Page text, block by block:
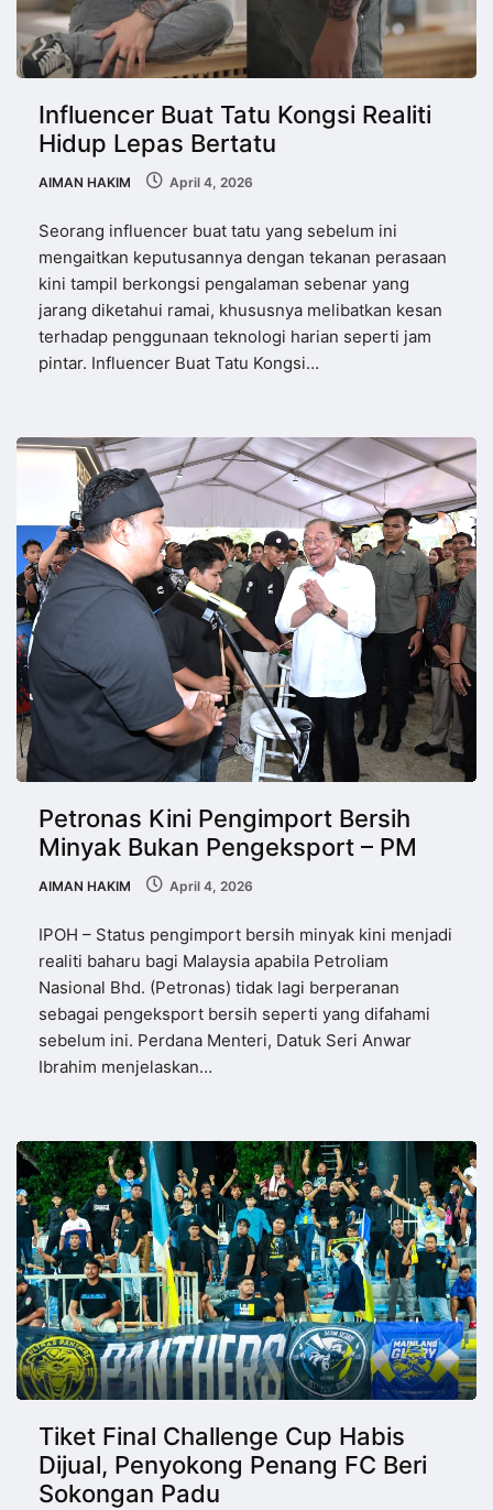
Influencer Buat Tatu Kongsi Realiti
Hidup Lepas Bertatu
AIMAN HAKIM April 4, 2026
Seorang influencer buat tatu yang sebelum ini
mengaitkan keputusannya dengan tekanan perasaan
kini tampil berkongsi pengalaman sebenar yang
jarang diketahui ramai, khususnya melibatkan kesan
terhadap penggunaan teknologi harian seperti jam
pintar. Influencer Buat Tatu Kongsi…
Petronas Kini Pengimport Bersih
Minyak Bukan Pengeksport – PM
AIMAN HAKIM April 4, 2026
IPOH – Status pengimport bersih minyak kini menjadi
realiti baharu bagi Malaysia apabila Petroliam
Nasional Bhd. (Petronas) tidak lagi berperanan
sebagai pengeksport bersih seperti yang difahami
sebelum ini. Perdana Menteri, Datuk Seri Anwar
Ibrahim menjelaskan…
Tiket Final Challenge Cup Habis
Dijual, Penyokong Penang FC Beri
Sokongan Padu